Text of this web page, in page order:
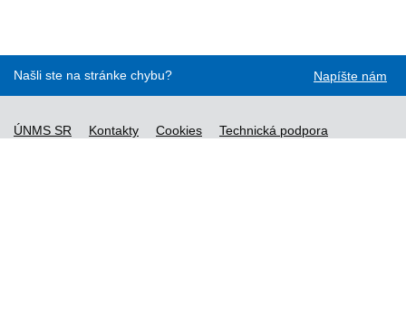
Našli ste na stránke chybu? Napíšte nám
ÚNMS SR Kontakty Cookies
Technická podpora